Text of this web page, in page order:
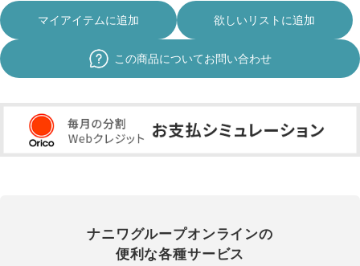
マイアイテムに追加 欲しいリストに追加
この商品についてお問い合わせ
ナニワグループオンラインの
便利な各種サービス